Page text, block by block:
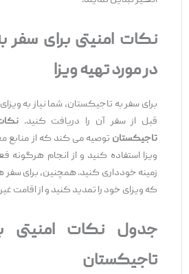
نکات امنیتی برای سفر
در مورد تهیه ویزا
برای سفر به تاجیکستان، شما نیاز به ویزای
قبل از سفر آن را دریافت کنید.نکات
تاجیکستانتوصیه می ‌کند که از منابع
ویزا استفاده کنید و از انجام هرگونه
زمینه خودداری کنید. همچنین، برای سفر
که ویزای خود را تمدید کنید و از اقامت غیر
جدول نکات امنیتی
تاجیکستان